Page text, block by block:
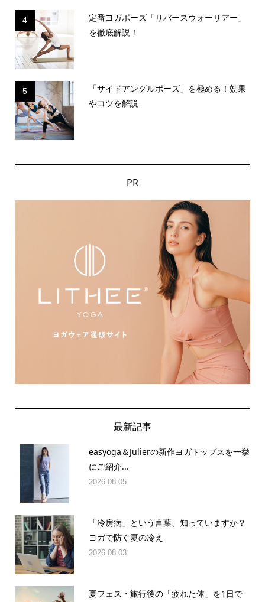
4
定番ヨガポーズ「リバースウォーリアー」
を徹底解説！
5
「サイドアングルポーズ」を極める！効果
やコツを解説
PR
最新記事
easyoga＆Julierの新作ヨガトップスを一挙
にご紹介...
2026.08.05
「冷房病」という言葉、知っていますか？
ヨガで防ぐ夏の冷え
2026.08.03
夏フェス・旅行後の「疲れた体」を1日で